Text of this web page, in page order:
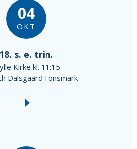
04
OKT
18. s. e. trin.
Kirke kl. 11:15
Dalsgaard Fonsmark